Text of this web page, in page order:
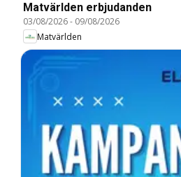
Matvärlden erbjudanden
03/08/2026- 09/08/2026
Matvärlden